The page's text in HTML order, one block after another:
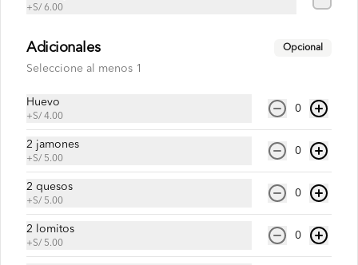
Jugos
+S/ 6.00
Adicionales Opcional
Seleccione al menos 1
Huevo
+S/ 4.00
0
2 jamones
+S/ 5.00
0
2 quesos
+S/ 5.00
0
2 lomitos
+S/ 5.00
0